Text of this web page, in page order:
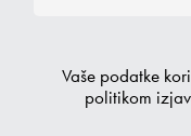
Vaše podatke
politikom